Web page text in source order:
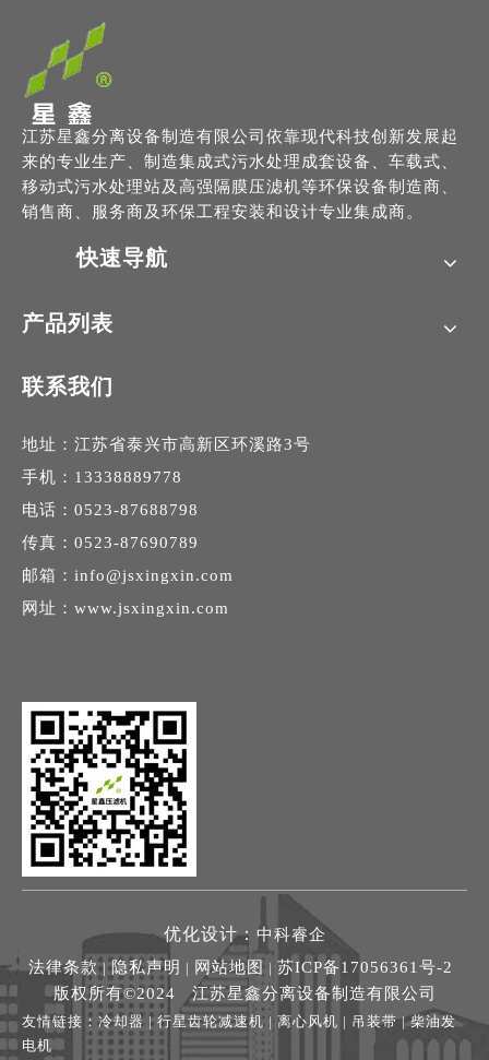
江苏星鑫分离设备制造有限公司依靠现代科技创新发展起
来的专业生产、制造集成式污水处理成套设备、车载式、
移动式污水处理站及高强隔膜压滤机等环保设备制造商、
销售商、服务商及环保工程安装和设计专业集成商。
快速导航
产品列表
联系我们
地址：江苏省泰兴市高新区环溪路3号
手机：13338889778
电话：0523-87688798
传真：0523-87690789
邮箱： info@jsxingxin.com
网址： www.jsxingxin.com
优化设计： 中科睿企
法律条款|隐私声明 | 网站地图| 苏ICP备17056361号-2
版权所有©2024 江苏星鑫分离设备制造有限公司
友情链接： 冷却器 | 行星齿轮减速机 | 离心风机 | 吊装带|柴油发
电机